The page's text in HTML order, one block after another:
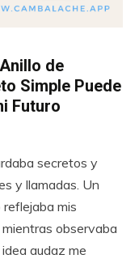
de
Simple Puede
Futuro
secretos y
y llamadas. Un
reflejaba mis
observaba
audaz me